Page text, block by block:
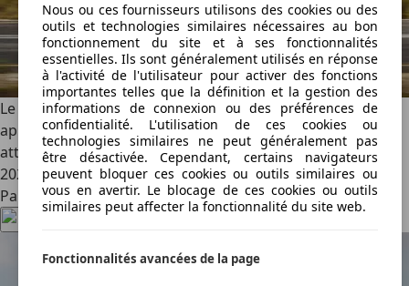
Le lancement de cette version est prévu pour 2028, bien
après les premières livraisons des versions thermiques
attendues fin novembre 2026. L’électrique arrivera début
2027 pour un prix de 102 500 € (France : 105 950 €)
Partagez cet article
Nous ou ces fournisseurs utilisons des cookies ou des
outils et technologies similaires nécessaires au bon
fonctionnement du site et à ses fonctionnalités
essentielles. Ils sont généralement utilisés en réponse
à l'activité de l'utilisateur pour activer des fonctions
importantes telles que la définition et la gestion des
informations de connexion ou des préférences de
confidentialité. L'utilisation de ces cookies ou
technologies similaires ne peut généralement pas
être désactivée. Cependant, certains navigateurs
peuvent bloquer ces cookies ou outils similaires ou
vous en avertir. Le blocage de ces cookies ou outils
similaires peut affecter la fonctionnalité du site web.
Fonctionnalités avancées de la page